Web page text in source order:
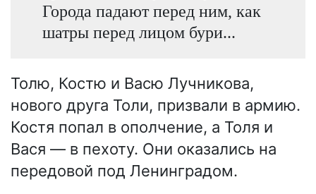
Города падают перед ним, как
шатры перед лицом бури...
Толю, Костю и Васю Лучникова,
нового друга Толи, призвали в армию.
Костя попал в ополчение, а Толя и
Вася — в пехоту. Они оказались на
передовой под Ленинградом.